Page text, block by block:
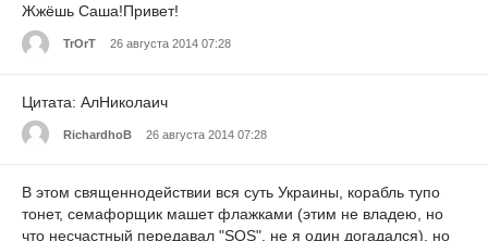
Жжёшь Саша!Привет!
TrOrT 26 августа 2014 07:28
Цитата: АлНиколаич
RichardhoB 26 августа 2014 07:28
В этом священнодействии вся суть Украины, корабль тупо
тонет, семафорщик машет флажками (этим не владею, но
что несчастный передавал "SOS", не я один догадался), но